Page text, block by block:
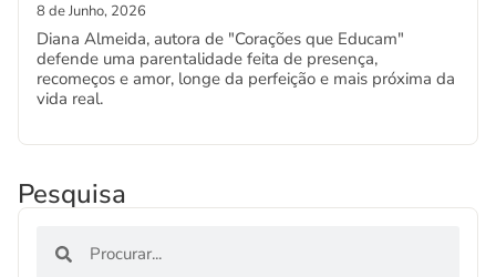
8 de Junho, 2026
Diana Almeida, autora de "Corações que Educam"
defende uma parentalidade feita de presença,
recomeços e amor, longe da perfeição e mais próxima da
vida real.
Pesquisa